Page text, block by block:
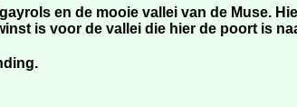
en de mooie vallei van de Muse.
is voor de vallei die hier de poort is